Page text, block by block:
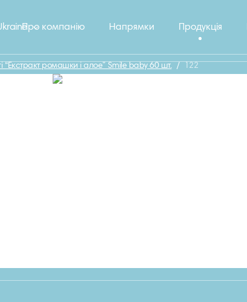
Про компанію Напрямки Продукція
“Екстракт ромашки і алое” Smile baby 60 шт. / 122